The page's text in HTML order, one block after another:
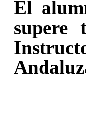
El
supere